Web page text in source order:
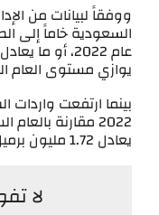
ووفقاً لبيانات من
يوازي مستوى العام
يعادل 1.72 مليون برميل يومياً.
لا